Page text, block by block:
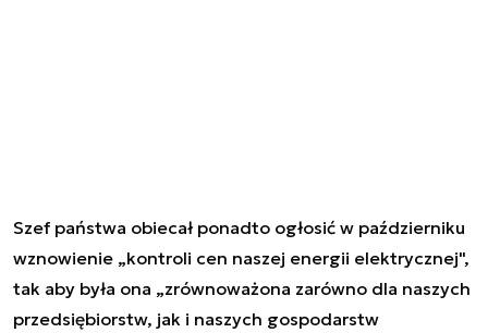
Szef państwa obiecał ponadto ogłosić w październiku
wznowienie „kontroli cen naszej energii elektrycznej",
tak aby była ona „zrównoważona zarówno dla naszych
przedsiębiorstw, jak i naszych gospodarstw